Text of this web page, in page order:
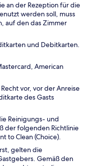
an der Rezeption für die
werden soll, muss
auf den das Zimmer
und Debitkarten.
American
vor, vor der Anreise
des Gasts
Reinigungs- und
der folgenden Richtlinie
to Clean (Choice).
gelten die
Gemäß den